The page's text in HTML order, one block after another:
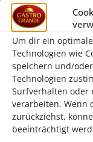
Um dir ein
Technologien wie
speichern und/
Technologien
Surfverhalten oder
verarbeiten. Wenn
zurückziehst,
beeinträchtigt
von
erfahrenen
Hersteller
leicht zu
diesem
man ein
welches